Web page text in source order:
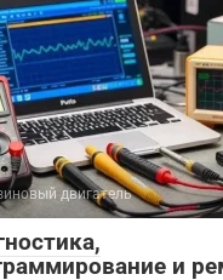
двигатель
и